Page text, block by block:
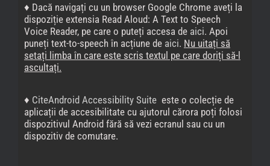
♦ Dacă navigați cu un browser Google Chrome aveți la
dispoziție extensia Read Aloud: A Text to Speech
Voice Reader, pe care o puteți accesa de aici. Apoi
puneți text-to-speech în acțiune de aici. Nu uitați să
setați limba în care este scris textul pe care doriți să-l
ascultați.
♦ CiteAndroid Accessibility Suite este o colecție de
aplicații de accesibilitate cu ajutorul cărora poți folosi
dispozitivul Android fără să vezi ecranul sau cu un
dispozitiv de comutare.